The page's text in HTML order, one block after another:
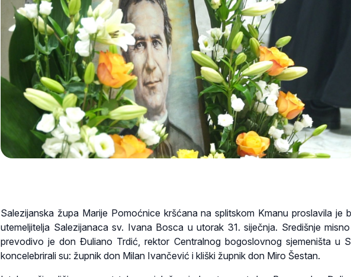
Salezijanska župa Marije Pomoćnice kršćana na splitskom Kmanu proslavila je
utemeljitelja Salezijanaca sv. Ivana Bosca u utorak 31. siječnja. Središnje
prevodivo je don Đuliano Trdić, rektor Centralnog bogoslovnog sjemeništa u
koncelebrirali su: župnik don Milan Ivančević i kliški župnik don Miro Šestan.